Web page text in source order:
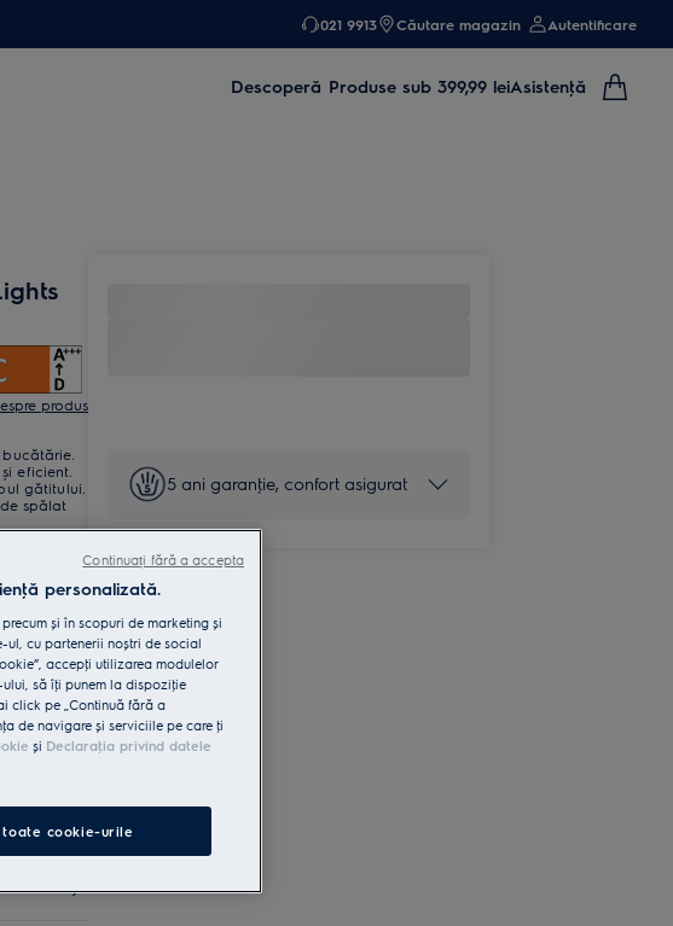
021 9913 Căutare magazin Autentificare
Descoperă Produse sub 399,99 leiAsistenţă
produs
eficient.
gătitului.
spălat
5 ani garanţie, confort asigurat
personalizată.
și în scopuri de marketing și
ul, cu partenerii noștri de social
accepţi utilizarea modulelor
să îţi punem la dispoziţie
click pe „Continuă fără a
de navigare și serviciile pe care ţi
și Declaraţia privind datele
toate cookie-urile
Continuați fără a accepta